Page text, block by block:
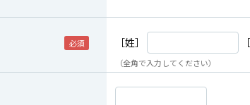
［姓］
（全角で入力してください）